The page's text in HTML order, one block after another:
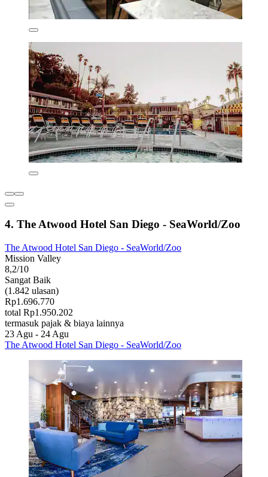
4. The Atwood Hotel San Diego - SeaWorld/Zoo
The Atwood Hotel San Diego - SeaWorld/Zoo
Mission Valley
8,2/10
Sangat Baik
(1.842 ulasan)
Rp1.696.770
total Rp1.950.202
termasuk pajak & biaya lainnya
23 Agu - 24 Agu
The Atwood Hotel San Diego - SeaWorld/Zoo